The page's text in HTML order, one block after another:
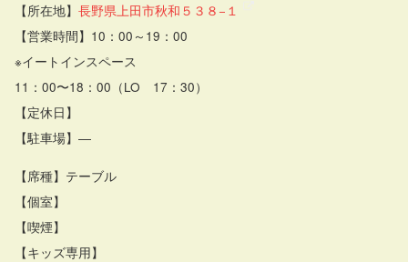
【所在地】 長野県上田市秋和５３８−１
【営業時間】10：00～19：00
※イートインスペース
11：00〜18：00（LO 17：30）
【定休日】
【駐車場】―
【席種】テーブル
【個室】
【喫煙】
【キッズ専用】